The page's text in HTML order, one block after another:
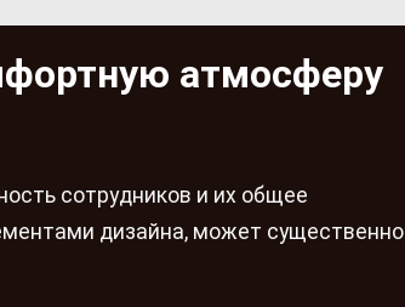
атмосферу
сотрудников и их общее
дизайна, может существенно